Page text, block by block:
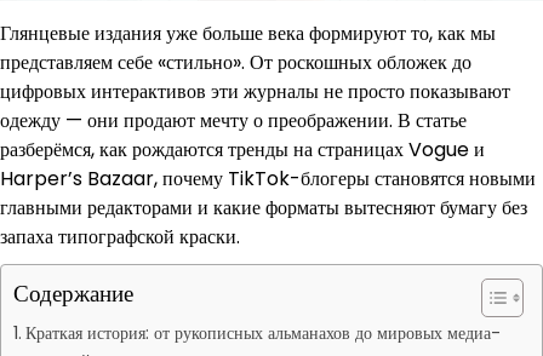
Глянцевые издания уже больше века формируют то, как мы
представляем себе «стильно». От роскошных обложек до
цифровых интерактивов эти журналы не просто показывают
одежду — они продают мечту о преображении. В статье
разберёмся, как рождаются тренды на страницах Vogue и
Harper’s Bazaar, почему TikTok-блогеры становятся новыми
главными редакторами и какие форматы вытесняют бумагу без
запаха типографской краски.
Содержание
Краткая история: от рукописных альманахов до мировых медиа-